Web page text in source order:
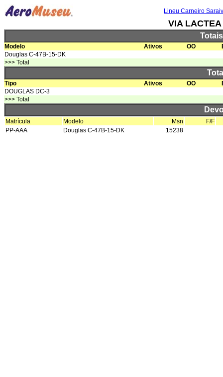
Lineu Carneiro
VIA
Modelo Ativos OO
Douglas C-47B-15-DK
>>> Total
Tipo Ativos OO
DOUGLAS DC-3
>>> Total
Matrícula Modelo Msn
F/F
PP-AAA
Douglas C-47B-15-DK 15238